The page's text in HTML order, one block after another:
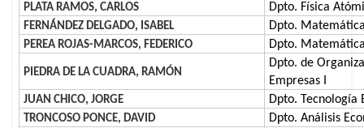
PLATA RAMOS, CARLOS Dpto. Física
FERNÁNDEZ DELGADO, ISABEL Dpto.
PEREA ROJAS-MARCOS, FEDERICO Dpto.
PIEDRA DE LA CUADRA, RAMÓN
Dpto. de
Empresas I
JUAN CHICO, JORGE Dpto. Tecnología
TRONCOSO PONCE, DAVID Dpto. Análisis